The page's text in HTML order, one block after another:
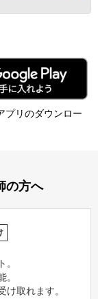
プリのダウンロー
の方へ
。
。
け取れます。